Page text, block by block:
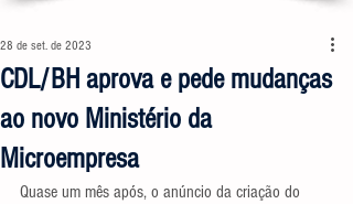
CDL/BH aprova e pede mudanças
ao novo Ministério da
Microempresa
28 de set. de 2023
Quase um mês após, o anúncio da criação do